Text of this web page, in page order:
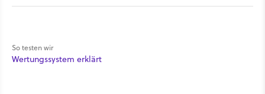
So testen wir
Wertungssystem erklärt